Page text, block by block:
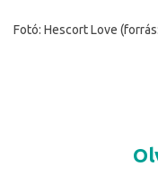
Fotó: Hescort Love